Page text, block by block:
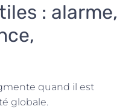
: alarme,
quand il est
globale.